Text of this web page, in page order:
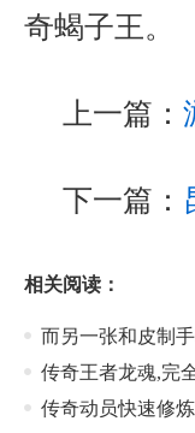
奇蝎子王。
上一篇：
下一篇：
相关阅读：
而另一张和皮制
传奇王者龙魂,完
传奇动员快速修